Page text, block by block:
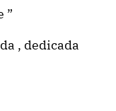
”
, dedicada